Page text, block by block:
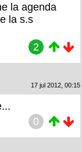
la agenda
la s.s
2
17 jul 2012, 00:15
0